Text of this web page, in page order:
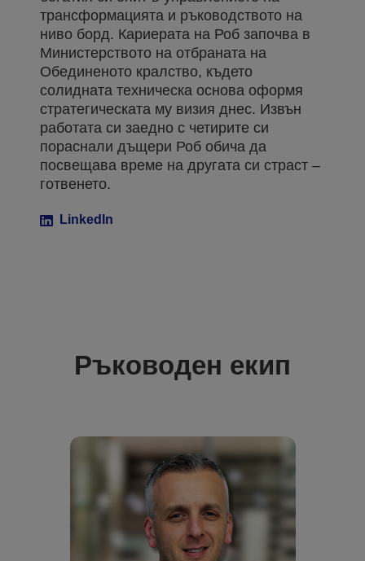
трансформацията и ръководството на
ниво борд. Кариерата на Роб започва в
Министерството на отбраната на
Обединеното кралство, където
солидната техническа основа оформя
стратегическата му визия днес. Извън
работата си заедно с четирите си
пораснали дъщери Роб обича да
посвещава време на другата си страст –
готвенето.
LinkedIn
Ръководен екип